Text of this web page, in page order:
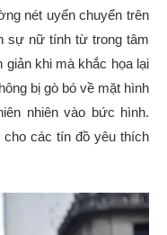
nét uyển chuyển trên
sự nữ tính từ trong tâm
khi mà khắc họa lại
bị gò bó về mặt hình
nhiên vào bức hình.
cho các tín đồ yêu thích